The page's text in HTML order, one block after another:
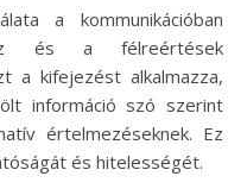
a kommunikációban
és a félreértések
a kifejezést alkalmazza,
információ szó szerint
értelmezéseknek. Ez
és hitelességét.